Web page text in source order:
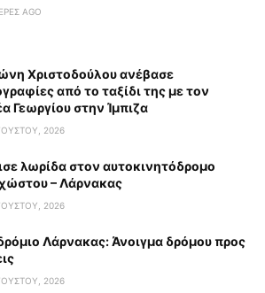
AGO
Χριστοδούλου ανέβασε
από το ταξίδι της με τον
Γεωργίου στην Ίμπιζα
2026
λωρίδα στον αυτοκινητόδρομο
– Λάρνακας
2026
Λάρνακας: Άνοιγμα δρόμου προς
2026